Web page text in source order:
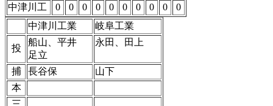
中津川工
0 0 0 0 0 0 0 0 0
0
中津川工業
岐阜工業
投
船山、平井
足立
永田、田上
捕 長谷保
山下
本
三